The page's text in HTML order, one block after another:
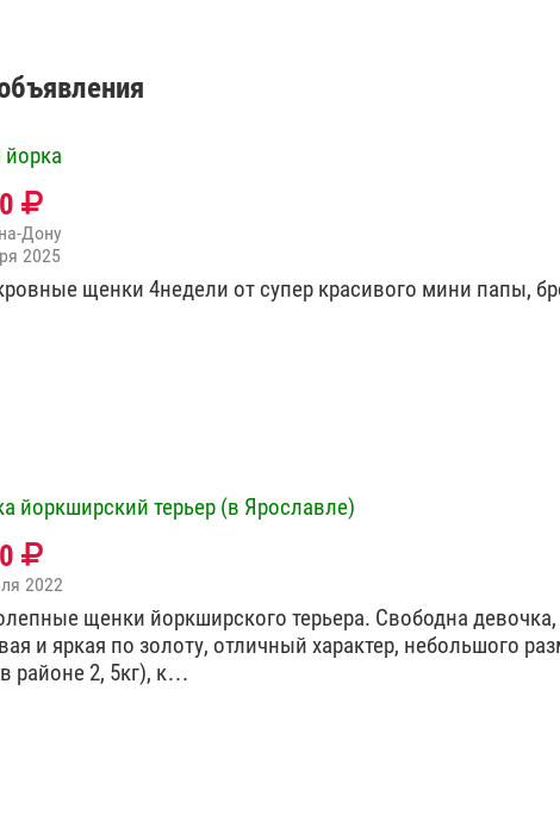
Дону
2025
щенки 4недели от супер красивого мини папы,
йоркширский терьер (в Ярославле)
2022
щенки йоркширского терьера. Свободна девочка,
и яркая по золоту, отличный характер, небольшого
районе 2, 5кг), к…